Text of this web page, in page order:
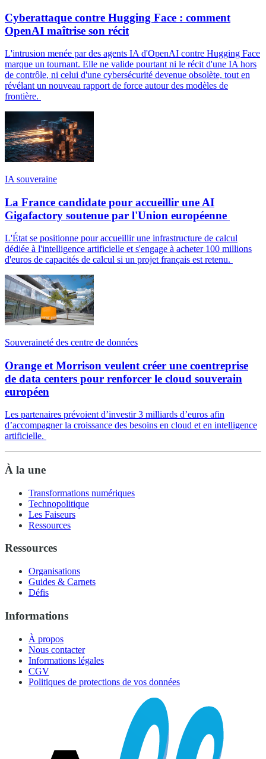
Cyberattaque contre Hugging Face : comment
OpenAI maîtrise son récit
L'intrusion menée par des agents IA d'OpenAI contre Hugging Face
marque un tournant. Elle ne valide pourtant ni le récit d'une IA hors
de contrôle, ni celui d'une cybersécurité devenue obsolète, tout en
révélant un nouveau rapport de force autour des modèles de
frontière.
IA souveraine
La France candidate pour accueillir une AI
Gigafactory soutenue par l'Union européenne
L'État se positionne pour accueillir une infrastructure de calcul
dédiée à l'intelligence artificielle et s'engage à acheter 100 millions
d'euros de capacités de calcul si un projet français est retenu.
Souveraineté des centre de données
Orange et Morrison veulent créer une coentreprise
de data centers pour renforcer le cloud souverain
européen
Les partenaires prévoient d’investir 3 milliards d’euros afin
d’accompagner la croissance des besoins en cloud et en intelligence
artificielle.
À la une
Transformations numériques
Technopolitique
Les Faiseurs
Ressources
Ressources
Organisations
Guides & Carnets
Défis
Informations
À propos
Nous contacter
Informations légales
CGV
Politiques de protections de vos données